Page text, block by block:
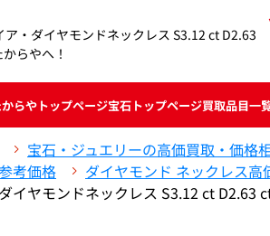
・ダイヤモンドネックレス S3.12 ct D2.63
らやへ！
らやトップページ宝石トップページ買取品目一
宝石・ジュエリーの高価買取・価格
考価格
ダイヤモンド ネックレス高
イヤモンドネックレス S3.12 ct D2.63